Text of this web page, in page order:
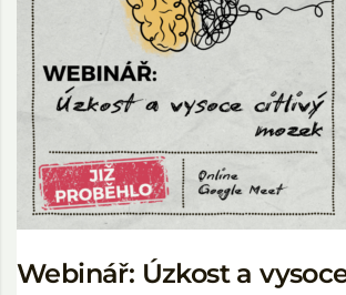
Webinář: Úzkost a